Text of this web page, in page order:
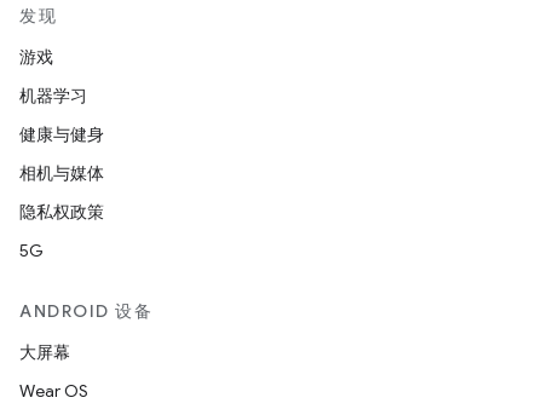
发现
游戏
机器学习
健康与健身
相机与媒体
隐私权政策
5G
ANDROID 设备
大屏幕
Wear OS